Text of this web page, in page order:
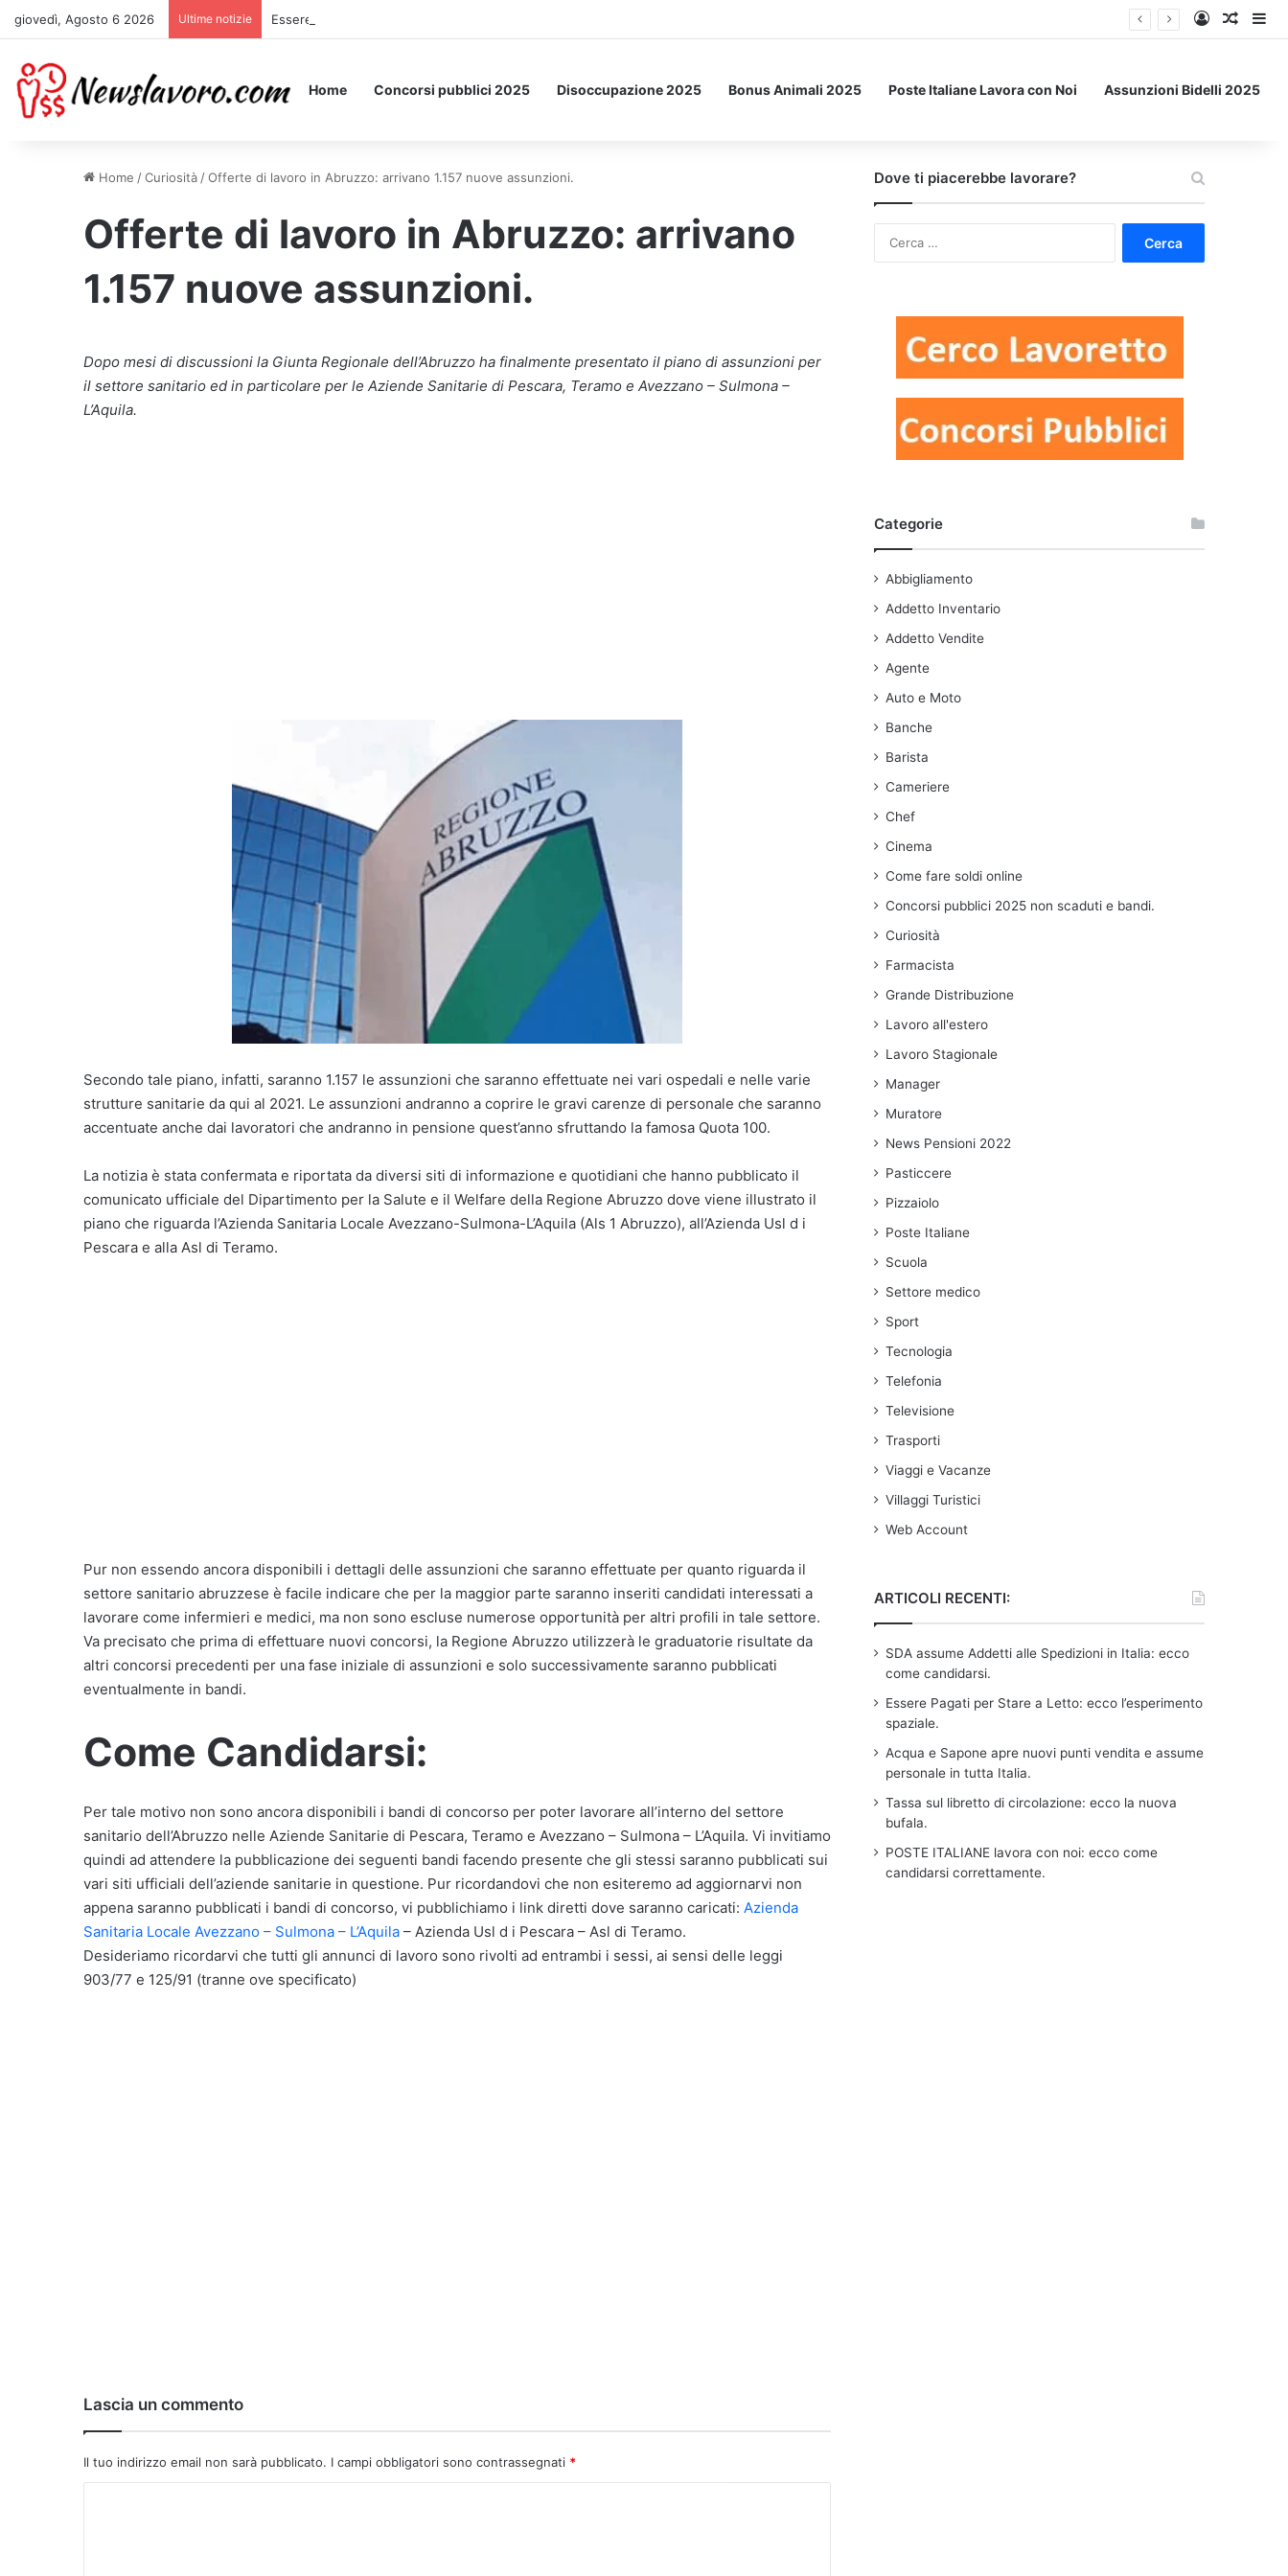
giovedì, Agosto 6 2026 Ultime notizie Essere Pagati per Stare a Letto: ecco l’esperimento spaziale. Accedi
Un
Home Concorsi pubblici 2025 Disoccupazione 2025 Bonus Animali 2025 Poste Italiane Lavora con Noi Assunzioni Bidelli 2025
Home /Curiosità /Offerte di lavoro in Abruzzo: arrivano 1.157 nuove assunzioni.
Offerte di lavoro in Abruzzo: arrivano
1.157 nuove assunzioni.
Dopo mesi di discussioni la Giunta Regionale dell’Abruzzo ha finalmente presentato il piano di assunzioni per
il settore sanitario ed in particolare per le Aziende Sanitarie di Pescara, Teramo e Avezzano – Sulmona –
L’Aquila.
Secondo tale piano, infatti, saranno 1.157 le assunzioni che saranno effettuate nei vari ospedali e nelle varie
strutture sanitarie da qui al 2021. Le assunzioni andranno a coprire le gravi carenze di personale che saranno
accentuate anche dai lavoratori che andranno in pensione quest’anno sfruttando la famosa Quota 100.
La notizia è stata confermata e riportata da diversi siti di informazione e quotidiani che hanno pubblicato il
comunicato ufficiale del Dipartimento per la Salute e il Welfare della Regione Abruzzo dove viene illustrato il
piano che riguarda l’Azienda Sanitaria Locale Avezzano-Sulmona-L’Aquila (Als 1 Abruzzo), all’Azienda Usl d i
Pescara e alla Asl di Teramo.
Pur non essendo ancora disponibili i dettagli delle assunzioni che saranno effettuate per quanto riguarda il
settore sanitario abruzzese è facile indicare che per la maggior parte saranno inseriti candidati interessati a
lavorare come infermieri e medici, ma non sono escluse numerose opportunità per altri profili in tale settore.
Va precisato che prima di effettuare nuovi concorsi, la Regione Abruzzo utilizzerà le graduatorie risultate da
altri concorsi precedenti per una fase iniziale di assunzioni e solo successivamente saranno pubblicati
eventualmente in bandi.
Come Candidarsi:
Per tale motivo non sono ancora disponibili i bandi di concorso per poter lavorare all’interno del settore
sanitario dell’Abruzzo nelle Aziende Sanitarie di Pescara, Teramo e Avezzano – Sulmona – L’Aquila. Vi invitiamo
quindi ad attendere la pubblicazione dei seguenti bandi facendo presente che gli stessi saranno pubblicati sui
vari siti ufficiali dell’aziende sanitarie in questione. Pur ricordandovi che non esiteremo ad aggiornarvi non
appena saranno pubblicati i bandi di concorso, vi pubblichiamo i link diretti dove saranno caricati: Azienda
Sanitaria Locale Avezzano – Sulmona – L’Aquila – Azienda Usl d i Pescara – Asl di Teramo.
Desideriamo ricordarvi che tutti gli annunci di lavoro sono rivolti ad entrambi i sessi, ai sensi delle leggi
903/77 e 125/91 (tranne ove specificato)
Lascia un commento
Il tuo indirizzo email non sarà pubblicato. I campi obbligatori sono contrassegnati *
Dove ti piacerebbe lavorare?
Categorie
Abbigliamento
Addetto Inventario
Addetto Vendite
Agente
Auto e Moto
Banche
Barista
Cameriere
Chef
Cinema
Come fare soldi online
Concorsi pubblici 2025 non scaduti e bandi.
Curiosità
Farmacista
Grande Distribuzione
Lavoro all'estero
Lavoro Stagionale
Manager
Muratore
News Pensioni 2022
Pasticcere
Pizzaiolo
Poste Italiane
Scuola
Settore medico
Sport
Tecnologia
Telefonia
Televisione
Trasporti
Viaggi e Vacanze
Villaggi Turistici
Web Account
ARTICOLI RECENTI:
SDA assume Addetti alle Spedizioni in Italia: ecco
come candidarsi.
Essere Pagati per Stare a Letto: ecco l’esperimento
spaziale.
Acqua e Sapone apre nuovi punti vendita e assume
personale in tutta Italia.
Tassa sul libretto di circolazione: ecco la nuova
bufala.
POSTE ITALIANE lavora con noi: ecco come
candidarsi correttamente.